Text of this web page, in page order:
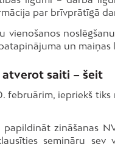
par brīvprātīgā
un
atverot saiti – šeit
februārim, iepriekš
zināšanas
semināru